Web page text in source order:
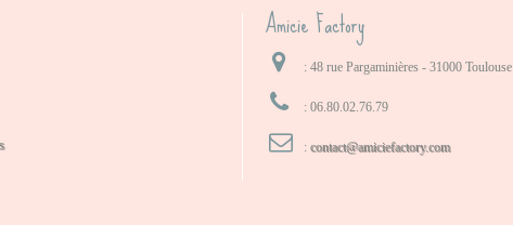
Amicie Factory
: 48 rue Pargaminières - 31000 Toulouse
: 06.80.02.76.79
: contact@amiciefactory.com